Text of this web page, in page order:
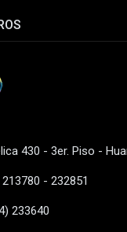
430 - 3er. Piso -
- 232851
233640